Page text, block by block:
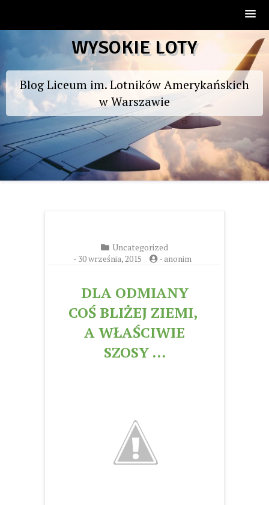
to
WYSOKIE LOTY
Blog Liceum im. Lotników Amerykańskich
w Warszawie
Uncategorized
- 30 września, 2015 -anonim
DLA ODMIANY
COŚ BLIŻEJ ZIEMI,
A WŁAŚCIWIE
SZOSY …